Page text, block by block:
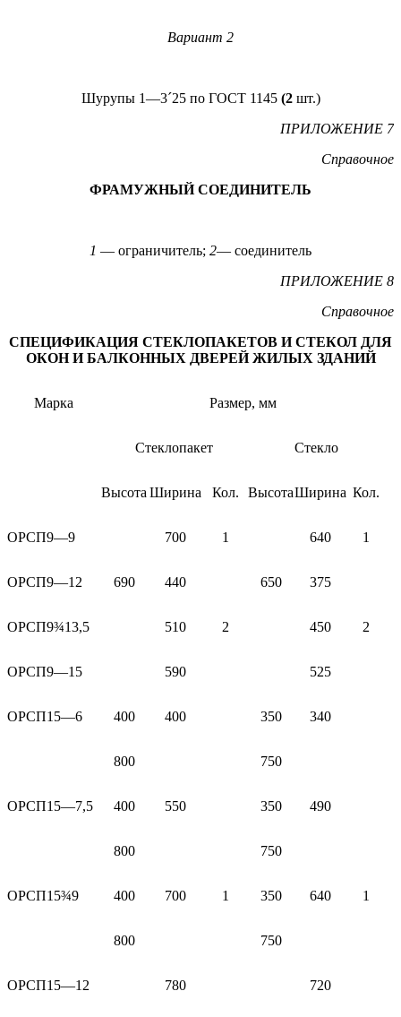
Вариант 2
Шурупы 1—3´25 по ГОСТ 1145(2шт.)
ПРИЛОЖЕНИЕ 7
Справочное
ФРАМУЖНЫЙ СОЕДИНИТЕЛЬ
1 — ограничитель; 2— соединитель
ПРИЛОЖЕНИЕ 8
Справочное
СПЕЦИФИКАЦИЯ СТЕКЛОПАКЕТОВ И СТЕКОЛ ДЛЯ
ОКОН И БАЛКОННЫХ ДВЕРЕЙ ЖИЛЫХ ЗДАНИЙ
Марка Размер, мм
Стеклопакет Стекло
Высота Ширина Кол. ВысотаШирина Кол.
ОРСП9—9 700 1 640 1
ОРСП9—12 690 440 650 375
ОРСП9¾13,5 510 2 450 2
ОРСП9—15 590 525
ОРСП15—6 400 400 350 340
800 750
ОРСП15—7,5 400 550 350 490
800 750
ОРСП15¾9 400 700 1 350 640 1
800 750
ОРСП15—12 780 720